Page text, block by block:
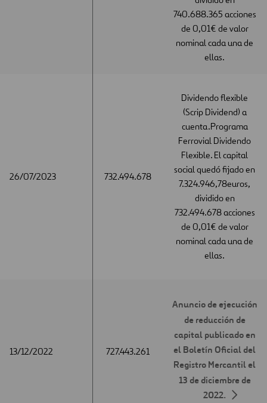
26/07/2023
13/12/2022
740.688.365 acciones
de 0,01€ de valor
nominal cada una de
ellas.
26/07/2023 732.494.678
Dividendo flexible
(Scrip Dividend) a
cuenta.Programa
Ferrovial Dividendo
Flexible. El capital
social quedó fijado en
7.324.946,78euros,
dividido en
732.494.678 acciones
de 0,01€ de valor
nominal cada una de
ellas.
13/12/2022 727.443.261
Anuncio de ejecución
de reducción de
capital publicado en
el Boletín Oficial del
Registro Mercantil el
13 de diciembre de
2022.